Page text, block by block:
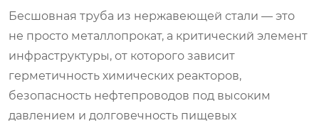
Бесшовная труба из нержавеющей стали — это
не просто металлопрокат, а критический элемент
инфраструктуры, от которого зависит
герметичность химических реакторов,
безопасность нефтепроводов под высоким
давлением и долговечность пищевых